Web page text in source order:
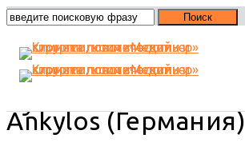
Ankylos (Германия)